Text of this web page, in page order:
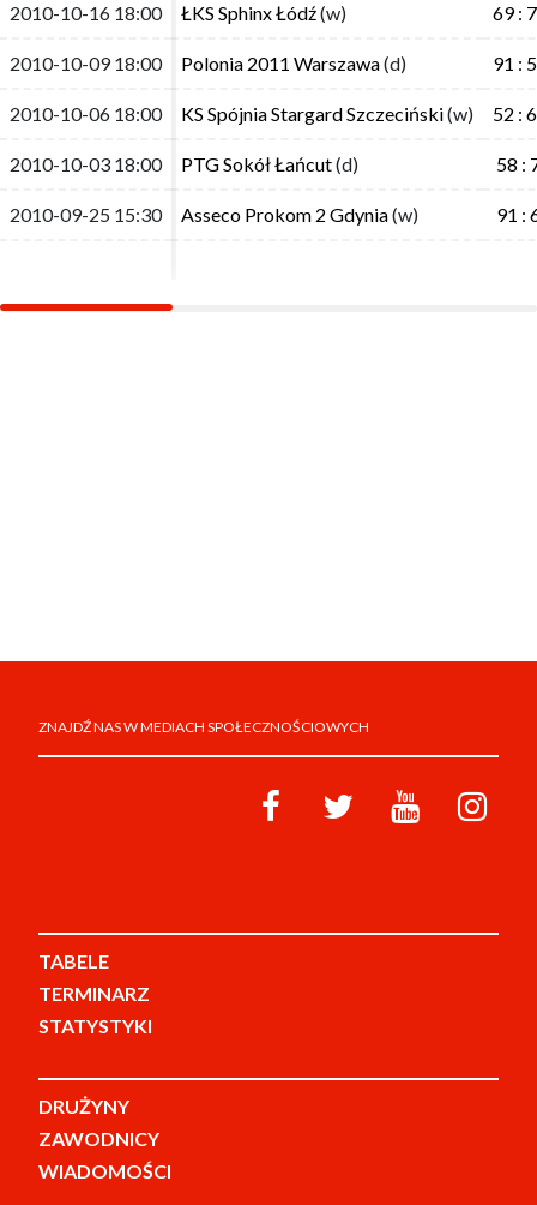
2010-10-16 18:00 ŁKS Sphinx Łódź(w) 69 :
2010-10-09 18:00 Polonia 2011 Warszawa(d) 91 :
2010-10-06 18:00 KS Spójnia Stargard Szczeciński(w) 52 :
2010-10-03 18:00 PTG Sokół Łańcut(d) 58 :
2010-09-25 15:30 Asseco Prokom 2 Gdynia(w) 91 :
2010-10-16 18:00 ŁKS Sphinx Łódź(w) 69 :
2010-10-09 18:00 Polonia 2011 Warszawa(d) 91 :
2010-10-06 18:00 KS Spójnia Stargard Szczeciński(w) 52 :
2010-10-03 18:00 PTG Sokół Łańcut(d) 58 :
2010-09-25 15:30 Asseco Prokom 2 Gdynia(w) 91 :
ZNAJDŹ NAS W MEDIACH SPOŁECZNOŚCIOWYCH
TABELE
TERMINARZ
STATYSTYKI
DRUŻYNY
ZAWODNICY
WIADOMOŚCI